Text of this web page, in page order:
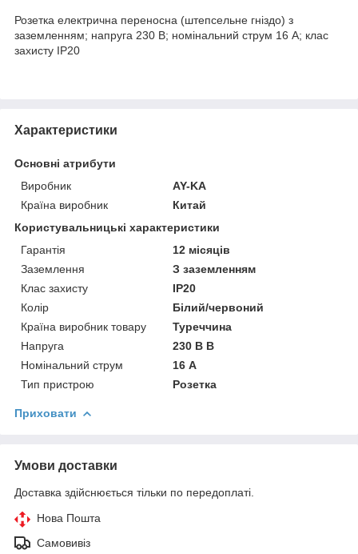
Розетка електрична переносна (штепсельне гніздо) з
заземленням; напруга 230 В; номінальний струм 16 А; клас
захисту IP20
Характеристики
Основні атрибути
Виробник
AY-KA
Країна виробник
Китай
Користувальницькі характеристики
Гарантія
12 місяців
Заземлення
З заземленням
Клас захисту
IP20
Колір
Білий/червоний
Країна виробник товару
Туреччина
Напруга
230 В В
Номінальний струм
16 А
Тип пристрою
Розетка
Приховати
Умови доставки
Доставка здійснюється тільки по передоплаті.
Нова Пошта
Самовивіз